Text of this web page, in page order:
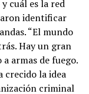
cuál es la red
identificar
“El mundo
Hay un gran
armas de fuego.
crecido la idea
criminal